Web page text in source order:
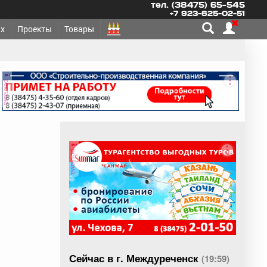
тел. (38475) 65-545
+7 923-625-02-51
Проекты Товары
реклама
реклама
Сейчас в г. Междуреченск (19:59)